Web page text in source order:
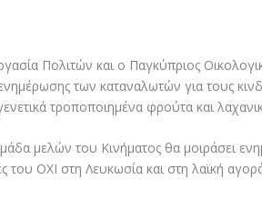
Πολιτών και ο Παγκύπριος
των καταναλωτών για τους
τροποποιημένα φρούτα και
μελών του Κινήματος θα μοιράσει
του ΟΧΙ στη Λευκωσία και στη λαϊκή